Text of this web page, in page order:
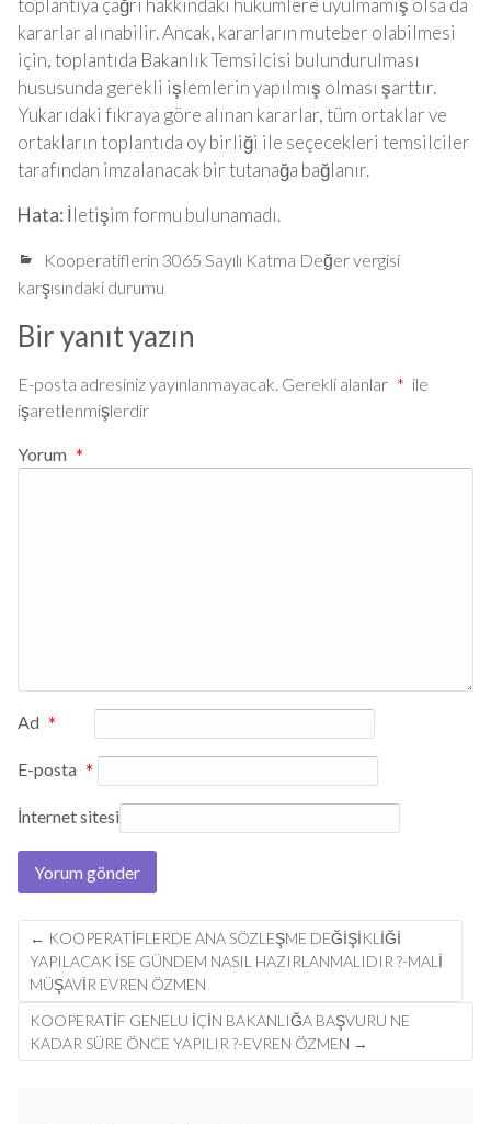
toplantıya çağrı hakkındaki hükümlere uyulmamış olsa da
kararlar alınabilir. Ancak, kararların muteber olabilmesi
için, toplantıda Bakanlık Temsilcisi bulundurulması
hususunda gerekli işlemlerin yapılmış olması şarttır.
Yukarıdaki fıkraya göre alınan kararlar, tüm ortaklar ve
ortakların toplantıda oy birliği ile seçecekleri temsilciler
tarafından imzalanacak bir tutanağa bağlanır.
Hata: İletişim formu bulunamadı.
Kooperatiflerin 3065 Sayılı Katma Değer vergisi
karşısındaki durumu
Bir yanıt yazın
E-posta adresiniz yayınlanmayacak. Gerekli alanlar * ile
işaretlenmişlerdir
Yorum *
Ad *
E-posta *
İnternet sitesi
Post
navigation
← KOOPERATİFLERDE ANA SÖZLEŞME DEĞİŞİKLİĞİ
YAPILACAK İSE GÜNDEM NASIL HAZIRLANMALIDIR ?-MALİ
MÜŞAVİR EVREN ÖZMEN
KOOPERATİF GENELU İÇİN BAKANLIĞA BAŞVURU NE
KADAR SÜRE ÖNCE YAPILIR ?-EVREN ÖZMEN →